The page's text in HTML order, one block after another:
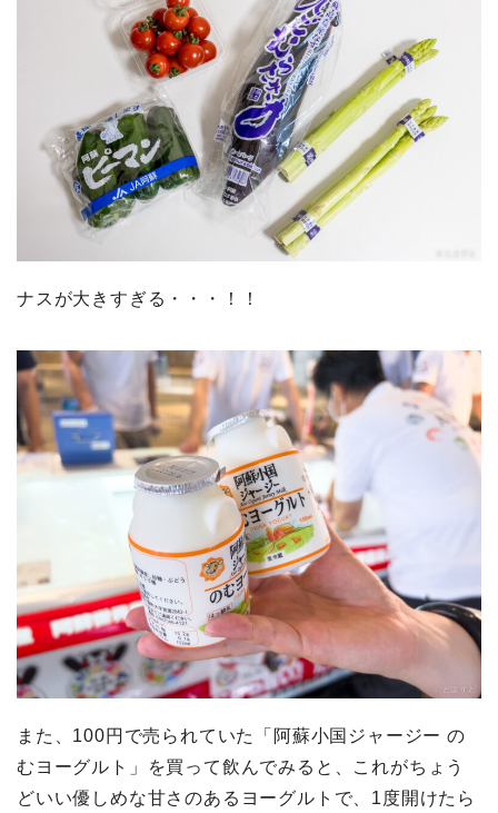
ナスが大きすぎる・・・！！
また、100円で売られていた「阿蘇小国ジャージー の
むヨーグルト」を買って飲んでみると、これがちょう
どいい優しめな甘さのあるヨーグルトで、1度開けたら